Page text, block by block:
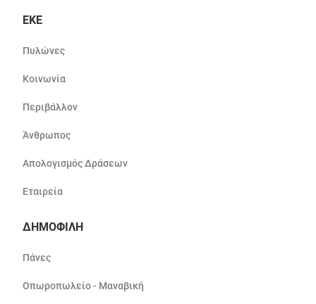
ΕΚΕ
Πυλώνες
Κοινωνία
Περιβάλλον
Άνθρωπος
Απολογισμός Δράσεων
Εταιρεία
ΔΗΜΟΦΙΛΗ
Πάνες
Οπωροπωλείο - Μαναβική